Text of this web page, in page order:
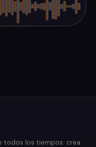
todos los tiempos: crea